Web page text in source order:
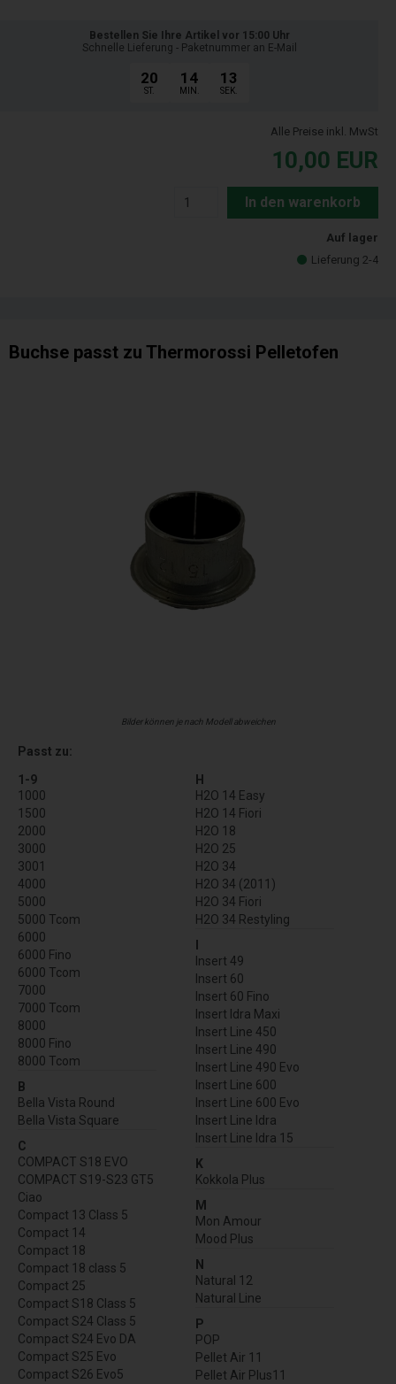
Bestellen Sie Ihre Artikel vor 15:00 Uhr
Schnelle Lieferung - Paketnummer an E-Mail
20
ST.
14
MIN.
13
SEK.
Alle Preise inkl. MwSt
10,00 EUR
In den warenkorb
Auf lager
Lieferung 2-4
Buchse passt zu Thermorossi Pelletofen
Bilder können je nach Modell abweichen
Passt zu:
1-9
1000
1500
2000
3000
3001
4000
5000
5000 Tcom
6000
6000 Fino
6000 Tcom
7000
7000 Tcom
8000
8000 Fino
8000 Tcom
B
Bella Vista Round
Bella Vista Square
C
COMPACT S18 EVO
COMPACT S19-S23 GT5
Ciao
Compact 13 Class 5
Compact 14
Compact 18
Compact 18 class 5
Compact 25
Compact S18 Class 5
Compact S24 Class 5
Compact S24 Evo DA
Compact S25 Evo
Compact S26 Evo5
H
H2O 14 Easy
H2O 14 Fiori
H2O 18
H2O 25
H2O 34
H2O 34 (2011)
H2O 34 Fiori
H2O 34 Restyling
Insert 49
Insert 60
Insert 60 Fino
Insert Idra Maxi
Insert Line 450
Insert Line 490
Insert Line 490 Evo
Insert Line 600
Insert Line 600 Evo
Insert Line Idra
Insert Line Idra 15
K
Kokkola Plus
M
Mon Amour
Mood Plus
N
Natural 12
Natural Line
P
POP
Pellet Air 11
Pellet Air Plus11